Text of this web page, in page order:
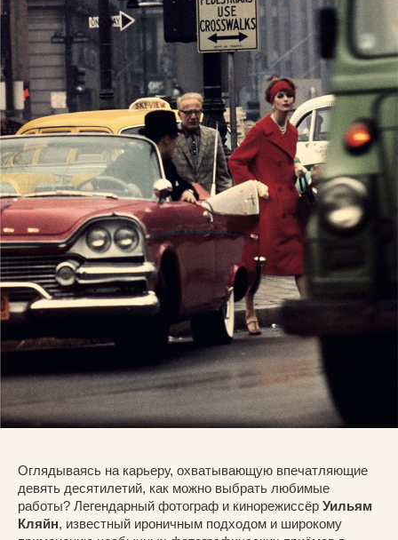
Оглядываясь на карьеру, охватывающую впечатляющие
девять десятилетий, как можно выбрать любимые
работы? Легендарный фотограф и кинорежиссёр Уильям
Кляйн, известный ироничным подходом и широкому